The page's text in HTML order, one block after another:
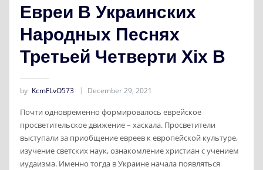
Евреи В Украинских
Народных Песнях
Третьей Четверти Хіх В
by KcmFLvO573 December 29, 2021
Почти одновременно формировалось еврейское
просветительское движение – хаскала. Просветители
выступали за приобщение евреев к европейской культуре,
изучение светских наук, ознакомление христиан с учением
иудаизма. Именно тогда в Украине начала появляться